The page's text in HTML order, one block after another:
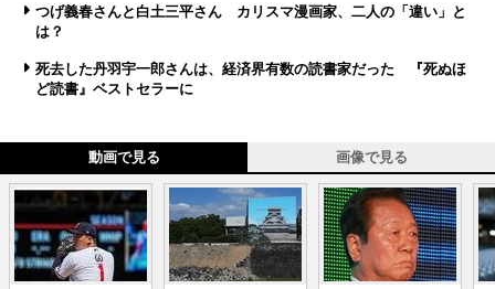
つげ義春さんと白土三平さん カリスマ漫画家、二人の「違い」と
は？
死去した丹羽宇一郎さんは、経済界有数の読書家だった 『死ぬほ
ど読書』ベストセラーに
動画で見る 画像で見る